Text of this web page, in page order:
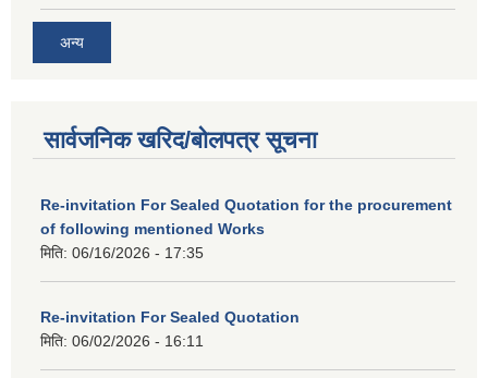
अन्य
सार्वजनिक खरिद/बोलपत्र सूचना
Re-invitation For Sealed Quotation for the procurement
of following mentioned Works
मिति: 06/16/2026 - 17:35
Re-invitation For Sealed Quotation
मिति: 06/02/2026 - 16:11